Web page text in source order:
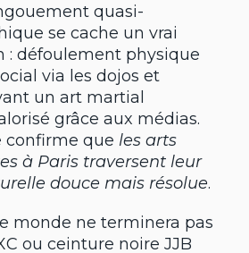
quasi-
se cache un vrai
: défoulement physique
via les dojos et
un art martial
grâce aux médias.
confirme que les arts
à Paris traversent leur
douce mais résolue.
monde ne terminera pas
ou ceinture noire JJB